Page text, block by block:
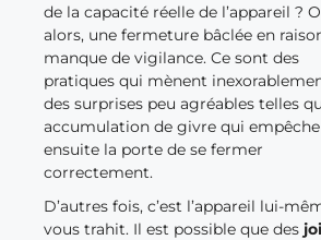
de la capacité réelle de l’appareil ?
alors, une fermeture bâclée en
manque de vigilance. Ce sont des
pratiques qui mènent
des surprises peu agréables telles
accumulation de givre qui empêche
ensuite la porte de se fermer
correctement.
D’autres fois, c’est l’appareil lui-
vous trahit. Il est possible que des